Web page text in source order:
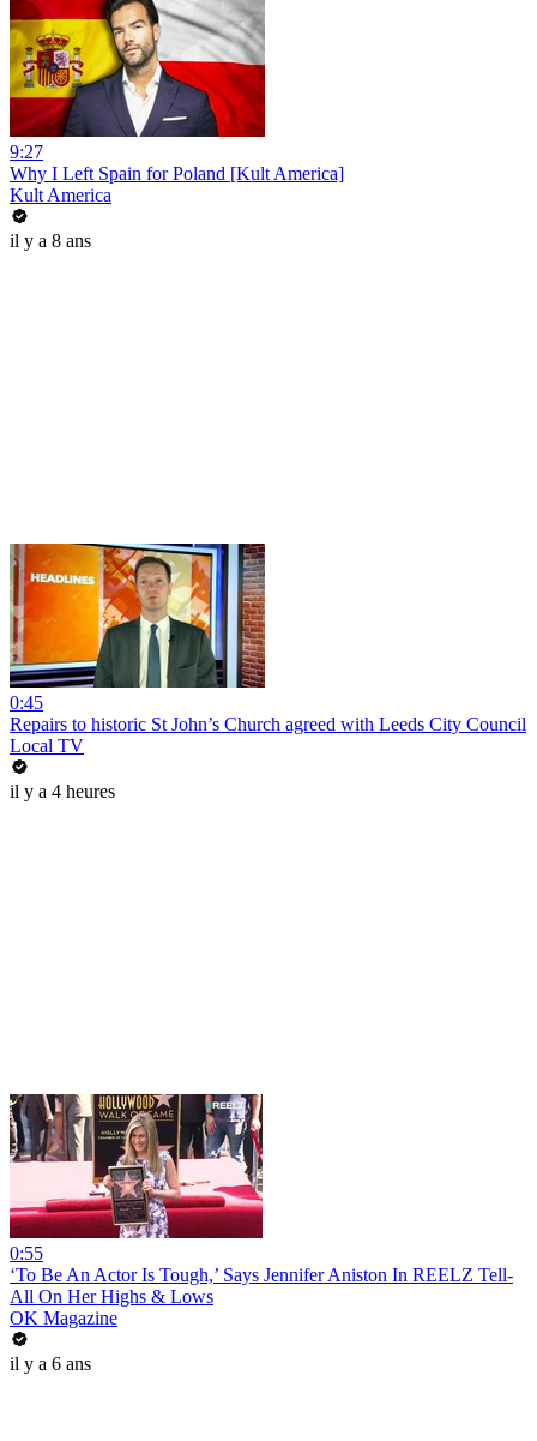
9:27
Why I Left Spain for Poland [Kult America]
Kult America
il y a 8 ans
0:45
Repairs to historic St John’s Church agreed with Leeds City Council
Local TV
il y a 4 heures
0:55
‘To Be An Actor Is Tough,’ Says Jennifer Aniston In REELZ Tell-
All On Her Highs & Lows
OK Magazine
il y a 6 ans